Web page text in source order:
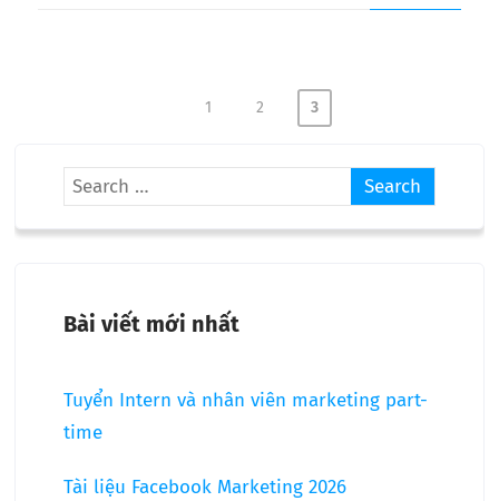
1 2 3
Bài viết mới nhất
Tuyển Intern và nhân viên marketing part-
time
Tài liệu Facebook Marketing 2026